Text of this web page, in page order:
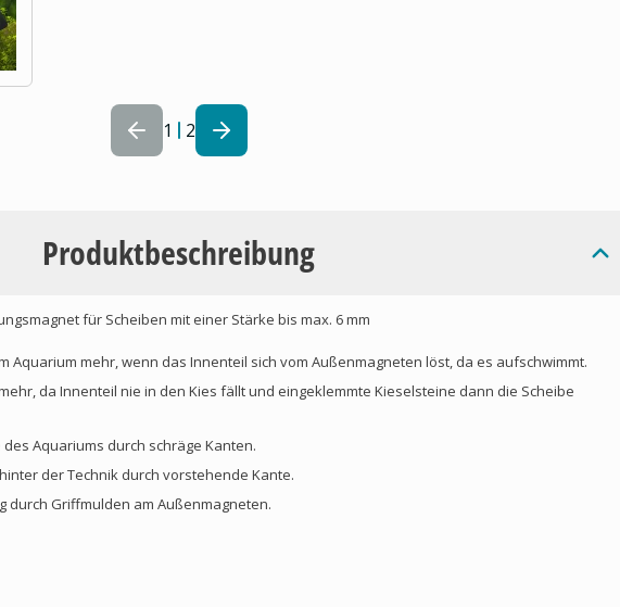
1 2
Produktbeschreibung
für Scheiben mit einer Stärke bis max. 6 mm
Aquarium mehr, wenn das Innenteil sich vom Außenmagneten löst, da es aufschwimmt.
da Innenteil nie in den Kies fällt und eingeklemmte Kieselsteine dann die Scheibe
Aquariums durch schräge Kanten.
der Technik durch vorstehende Kante.
durch Griffmulden am Außenmagneten.